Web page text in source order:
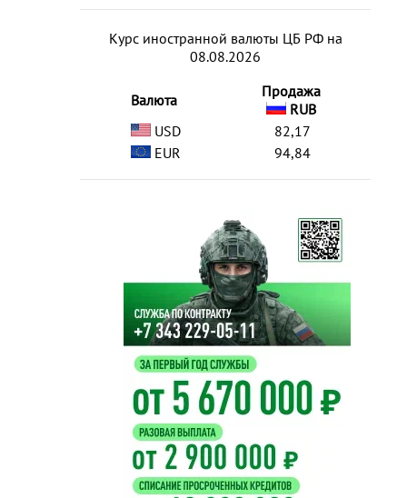
Курс иностранной валюты ЦБ РФ на
08.08.2026
Валюта
Продажа
RUB
USD
82,17
EUR
94,84